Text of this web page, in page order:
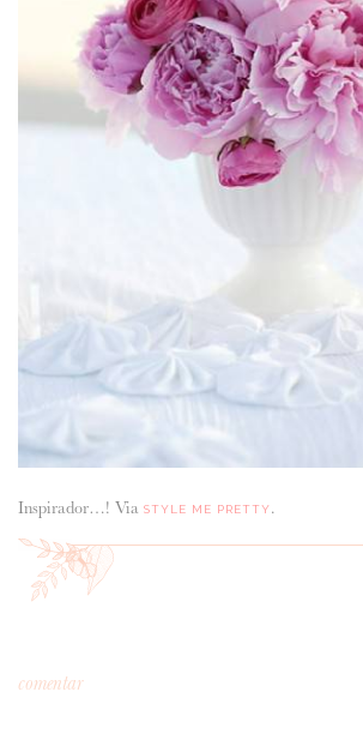
Inspirador…! Via STYLE ME PRETTY.
comentar